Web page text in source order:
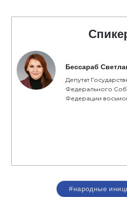
Бессараб
Депутат
Федерального
Федерации
#народные